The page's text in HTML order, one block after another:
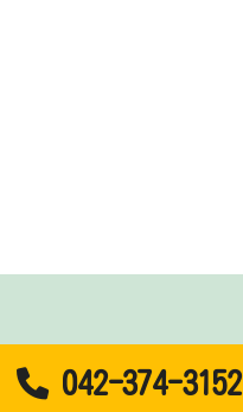
042-374-3152